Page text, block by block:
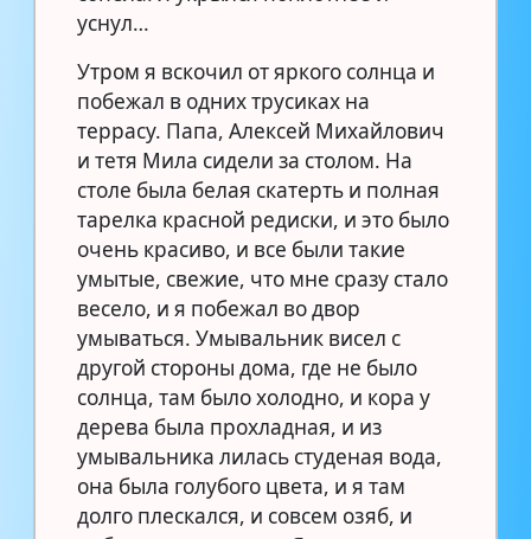
уснул…
Утром я вскочил от яркого солнца и
побежал в одних трусиках на
террасу. Папа, Алексей Михайлович
и тетя Мила сидели за столом. На
столе была белая скатерть и полная
тарелка красной редиски, и это было
очень красиво, и все были такие
умытые, свежие, что мне сразу стало
весело, и я побежал во двор
умываться. Умывальник висел с
другой стороны дома, где не было
солнца, там было холодно, и кора у
дерева была прохладная, и из
умывальника лилась студеная вода,
она была голубого цвета, и я там
долго плескался, и совсем озяб, и